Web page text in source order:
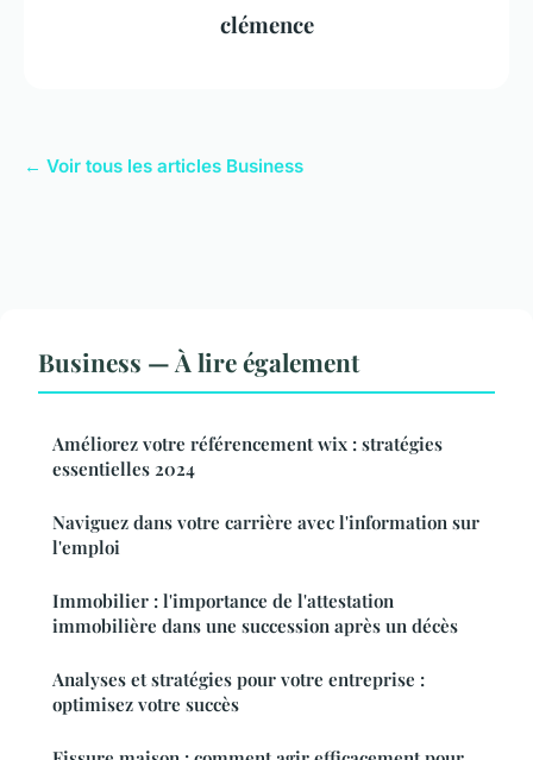
clémence
← Voir tous les articles Business
Business — À lire également
Améliorez votre référencement wix : stratégies
essentielles 2024
Naviguez dans votre carrière avec l'information sur
l'emploi
Immobilier : l'importance de l'attestation
immobilière dans une succession après un décès
Analyses et stratégies pour votre entreprise :
optimisez votre succès